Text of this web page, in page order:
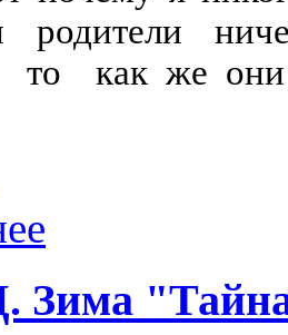
родители
то как же
Зима